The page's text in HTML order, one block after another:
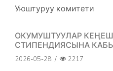
Уюштуруу комитети
ОКУМУШТУУЛАР
СТИПЕНДИЯСЫНА
2026-05-28 / 2217